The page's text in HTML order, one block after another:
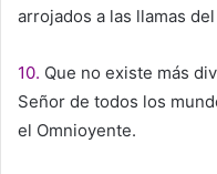
arrojados a las llamas
10. Que no existe más
Señor de todos los
el Omnioyente.